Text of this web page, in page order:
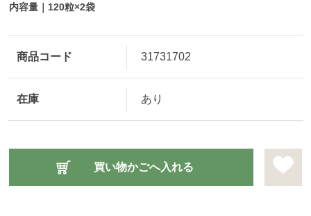
内容量｜120粒×2袋
商品コード 31731702
在庫 あり